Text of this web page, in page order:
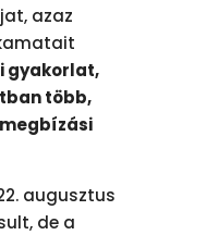
azaz
gyakorlat,
több,
augusztus
de a